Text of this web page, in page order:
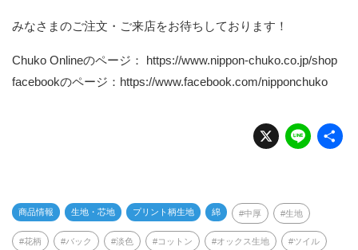
みなさまのご注文・ご来店をお待ちしております！
Chuko Onlineのページ： https://www.nippon-chuko.co.jp/shop
facebookのページ： https://www.facebook.com/nipponchuko
X Li
n
商品情報 生地・芯地 プリント柄生地 綿 中厚 生地
花柄 バック 淡色 コットン オックス生地 ツイル